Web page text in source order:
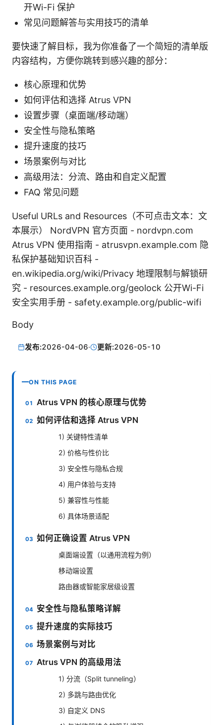
开Wi-Fi 保护
常见问题解答与实用技巧的清单
要快速了解目标，我为你准备了一个简短的清单版
内容结构，方便你跳转到感兴趣的部分：
核心原理和优势
如何评估和选择 Atrus VPN
设置步骤（桌面端/移动端）
安全性与隐私策略
提升速度的技巧
场景案例与对比
高级用法：分流、路由和自定义配置
FAQ 常见问题
Useful URLs and Resources（不可点击文本：文
本展示） NordVPN 官方页面 - nordvpn.com
Atrus VPN 使用指南 - atrusvpn.example.com 隐
私保护基础知识百科 -
en.wikipedia.org/wiki/Privacy 地理限制与解锁研
究 - resources.example.org/geolock 公开Wi-Fi
安全实用手册 - safety.example.org/public-wifi
Body
发布:2026-04-06· 更新:2026-05-10
ON THIS PAGE
Atrus VPN 的核心原理与优势
如何评估和选择 Atrus VPN
1) 关键特性清单
2) 价格与性价比
3) 安全性与隐私合规
4) 用户体验与支持
5) 兼容性与性能
6) 具体场景适配
如何正确设置 Atrus VPN
桌面端设置（以通用流程为例）
移动端设置
路由器或智能家居级设置
安全性与隐私策略详解
提升速度的实际技巧
场景案例与对比
Atrus VPN 的高级用法
1) 分流（Split tunneling）
2) 多跳与路由优化
3) 自定义 DNS